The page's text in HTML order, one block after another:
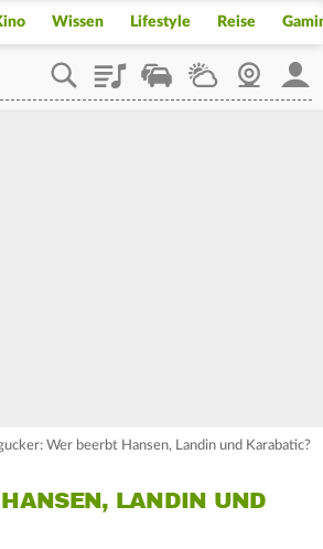
Wissen Lifestyle Reise
PlaylistStaupilotWetterWebcam
Wer beerbt Hansen, Landin und Karabatic?
LANDIN UND